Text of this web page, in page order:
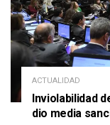
ACTUALIDAD
Inviolabilidad
dio media